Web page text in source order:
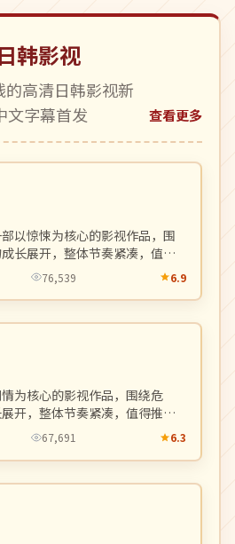
韩影视
高清日韩影视新
文字幕首发
查看更多
以惊悚为核心的影视作品，围
长展开，整体节奏紧凑，值得
76,539 6.9
为核心的影视作品，围绕危
开，整体节奏紧凑，值得推荐
67,691 6.3